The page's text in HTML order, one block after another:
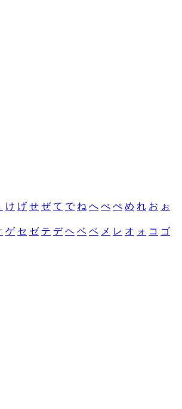
け げ せ ぜ て で ね へ べ ぺ め れ お ぉ
ゲ セ ゼ テ デ ヘ ベ ペ メ レ オ ォ コ ゴ